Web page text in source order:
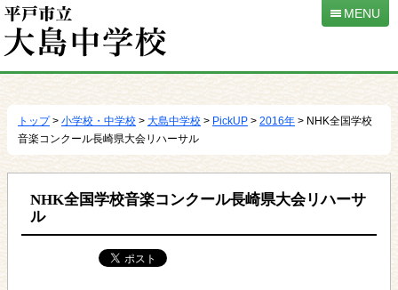
動
MENU
トップ> 小学校・中学校 > 大島中学校 > PickUP > 2016年 > NHK全国学校
音楽コンクール長崎県大会リハーサル
NHK全国学校音楽コンクール長崎県大会リハーサ
ル